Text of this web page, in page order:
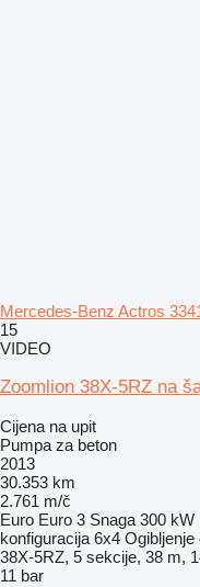
Mercedes-Benz Actros
15
VIDEO
Zoomlion 38X-5RZ na
Cijena na upit
Pumpa za beton
2013
30.353 km
2.761 m/č
Euro Euro 3 Snaga 300 kW
konfiguracija 6x4 Ogibljenje
38X-5RZ, 5 sekcije, 38 m,
11 bar